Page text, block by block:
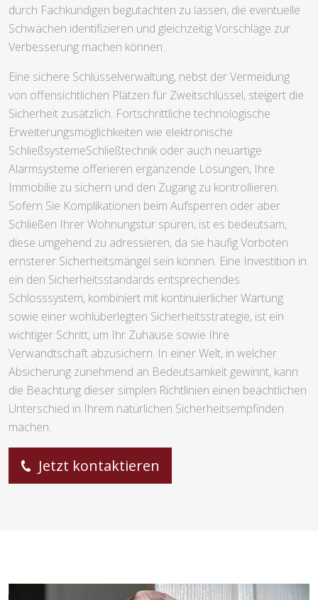
durch Fachkundigen begutachten zu lassen, die eventuelle
Schwächen identifizieren und gleichzeitig Vorschläge zur
Verbesserung machen können.
Eine sichere Schlüsselverwaltung, nebst der Vermeidung
von offensichtlichen Plätzen für Zweitschlüssel, steigert die
Sicherheit zusätzlich. Fortschrittliche technologische
Erweiterungsmöglichkeiten wie elektronische
SchließsystemeSchließtechnik oder auch neuartige
Alarmsysteme offerieren ergänzende Lösungen, Ihre
Immobilie zu sichern und den Zugang zu kontrollieren.
Sofern Sie Komplikationen beim Aufsperren oder aber
Schließen Ihrer Wohnungstür spüren, ist es bedeutsam,
diese umgehend zu adressieren, da sie häufig Vorboten
ernsterer Sicherheitsmängel sein können. Eine Investition in
ein den Sicherheitsstandards entsprechendes
Schlosssystem, kombiniert mit kontinuierlicher Wartung
sowie einer wohlüberlegten Sicherheitsstrategie, ist ein
wichtiger Schritt, um Ihr Zuhause sowie Ihre
Verwandtschaft abzusichern. In einer Welt, in welcher
Absicherung zunehmend an Bedeutsamkeit gewinnt, kann
die Beachtung dieser simplen Richtlinien einen beachtlichen
Unterschied in Ihrem natürlichen Sicherheitsempfinden
machen.
Jetzt kontaktieren